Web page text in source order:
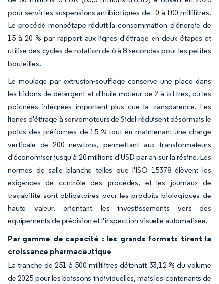
pour servir les suspensions antibiotiques de 10 à 100 millilitres.
Le procédé monoétape réduit la consommation d'énergie de
15 à 20 % par rapport aux lignes d'étirage en deux étapes et
utilise des cycles de rotation de 6 à 8 secondes pour les petites
bouteilles.
Le moulage par extrusion-soufflage conserve une place dans
les bidons de détergent et d'huile moteur de 2 à 5 litres, où les
poignées intégrées importent plus que la transparence. Les
lignes d'étirage à servomoteurs de Sidel réduisent désormais le
poids des préformes de 15 % tout en maintenant une charge
verticale de 200 newtons, permettant aux transformateurs
d'économiser jusqu'à 20 millions d'USD par an sur la résine. Les
normes de salle blanche telles que l'ISO 15378 élèvent les
exigences de contrôle des procédés, et les journaux de
traçabilité sont obligatoires pour les produits biologiques de
haute valeur, orientant les investissements vers des
équipements de précision et l'inspection visuelle automatisée.
Par gamme de capacité : les grands formats tirent la
croissance pharmaceutique
La tranche de 251 à 500 millilitres détenait 33,12 % du volume
de 2025 pour les boissons individuelles, mais les contenants de